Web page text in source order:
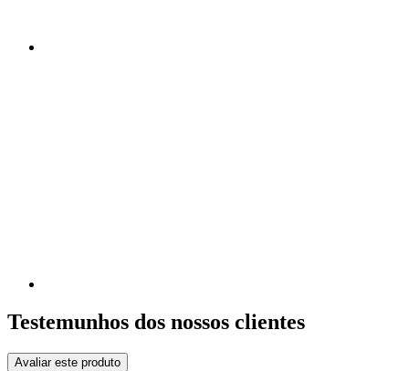
Testemunhos dos nossos clientes
Avaliar este produto